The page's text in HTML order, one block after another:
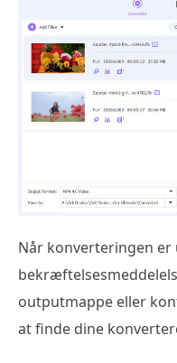
Når konverteringen er
outputmappe eller
at finde dine